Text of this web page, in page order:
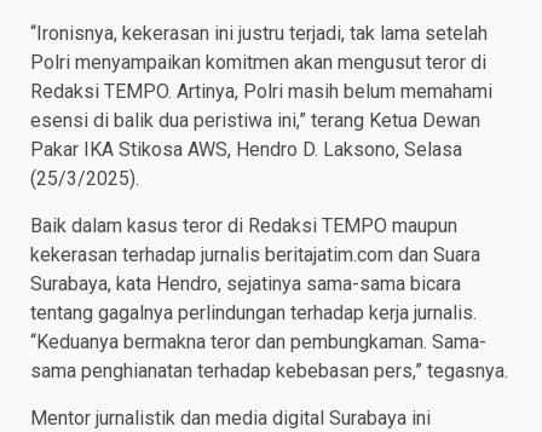
“Ironisnya, kekerasan ini justru terjadi, tak lama setelah
Polri menyampaikan komitmen akan mengusut teror di
Redaksi TEMPO. Artinya, Polri masih belum memahami
esensi di balik dua peristiwa ini,” terang Ketua Dewan
Pakar IKA Stikosa AWS, Hendro D. Laksono, Selasa
(25/3/2025).
Baik dalam kasus teror di Redaksi TEMPO maupun
kekerasan terhadap jurnalis beritajatim.com dan Suara
Surabaya, kata Hendro, sejatinya sama-sama bicara
tentang gagalnya perlindungan terhadap kerja jurnalis.
“Keduanya bermakna teror dan pembungkaman. Sama-
sama penghianatan terhadap kebebasan pers,” tegasnya.
Mentor jurnalistik dan media digital Surabaya ini